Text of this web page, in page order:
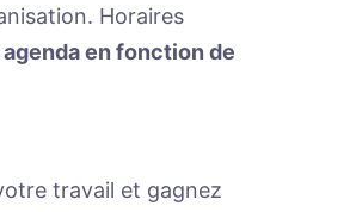
Horaires
en fonction de
travail et gagnez